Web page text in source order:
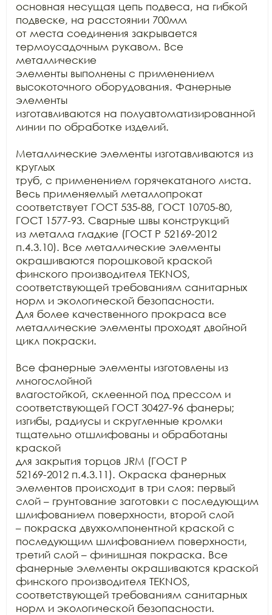
основная несущая цепь подвеса, на гибкой
подвеске, на расстоянии 700мм
от места соединения закрывается
термоусадочным рукавом. Все
металлические
элементы выполнены с применением
высокоточного оборудования. Фанерные
элементы
изготавливаются на полуавтоматизированной
линии по обработке изделий.
Металлические элементы изготавливаются из
круглых
труб, с применением горячекатаного листа.
Весь применяемый металлопрокат
соответствует ГОСТ 535-88, ГОСТ 10705-80,
ГОСТ 1577-93. Сварные швы конструкций
из металла гладкие (ГОСТ Р 52169-2012
п.4.3.10). Все металлические элементы
окрашиваются порошковой краской
финского производителя TEKNOS,
соответствующей требованиям санитарных
норм и экологической безопасности.
Для более качественного прокраса все
металлические элементы проходят двойной
цикл покраски.
Все фанерные элементы изготовлены из
многослойной
влагостойкой, склеенной под прессом и
соответствующей ГОСТ 30427-96 фанеры;
изгибы, радиусы и скругленные кромки
тщательно отшлифованы и обработаны
краской
для закрытия торцов JRM (ГОСТ Р
52169-2012 п.4.3.11). Окраска фанерных
элементов происходит в три слоя: первый
слой – грунтование заготовки с последующим
шлифованием поверхности, второй слой
– покраска двухкомпонентной краской с
последующим шлифованием поверхности,
третий слой – финишная покраска. Все
фанерные элементы окрашиваются краской
финского производителя TEKNOS,
соответствующей требованиям санитарных
норм и экологической безопасности.